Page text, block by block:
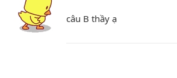
câu B thầy ạ